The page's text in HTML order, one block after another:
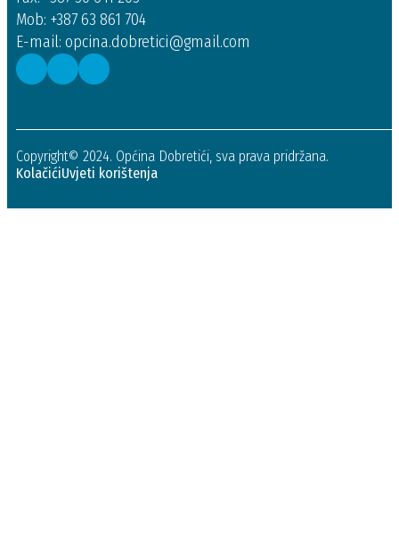
Mob: +387 63 861 704
E-mail: opcina.dobretici@gmail.com
Copyright© 2024. Općina Dobretići, sva prava pridržana.
KolačićiUvjeti korištenja